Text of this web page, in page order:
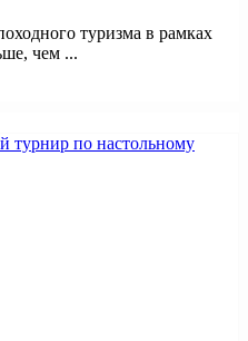
туризма в рамках
чем ...